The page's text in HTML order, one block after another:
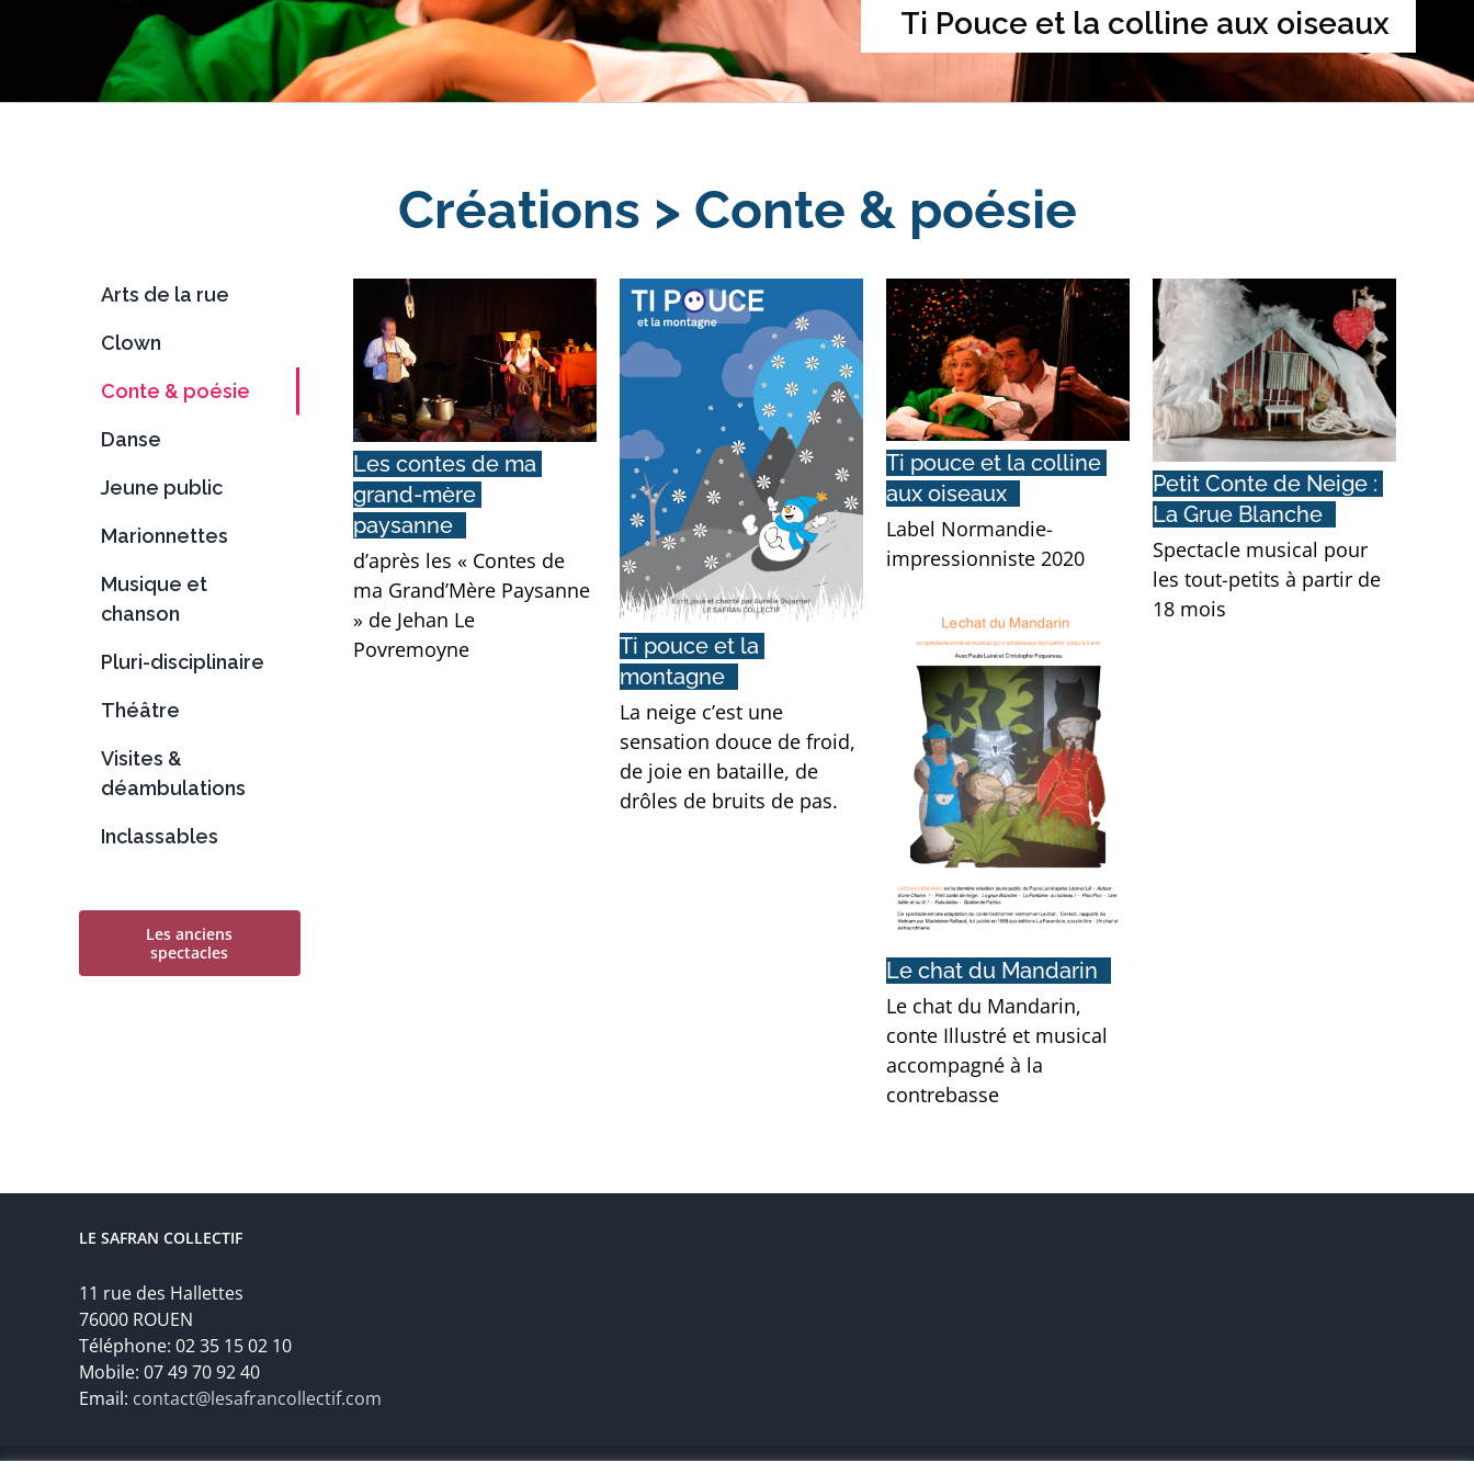
Ti Pouce et la colline aux oiseaux
Créations > Conte & poésie
Arts de la rue
Clown
Conte & poésie
Danse
Jeune public
Marionnettes
Musique et
chanson
Pluri-disciplinaire
Théâtre
Visites &
déambulations
Inclassables
Les anciens
spectacles
Les contes de ma
grand-mère
paysanne
d’après les « Contes de
ma Grand’Mère Paysanne
» de Jehan Le
Povremoyne
Ti pouce et la
montagne
La neige c’est une
sensation douce de froid,
de joie en bataille, de
drôles de bruits de pas.
Ti pouce et la colline
aux oiseaux
Label Normandie-
impressionniste 2020
Petit Conte de Neige :
La Grue Blanche
Spectacle musical pour
les tout-petits à partir de
18 mois
Le chat du Mandarin
Le chat du Mandarin,
conte Illustré et musical
accompagné à la
contrebasse
LE SAFRAN COLLECTIF
11 rue des Hallettes
76000 ROUEN
Téléphone: 02 35 15 02 10
Mobile: 07 49 70 92 40
Email: contact@lesafrancollectif.com